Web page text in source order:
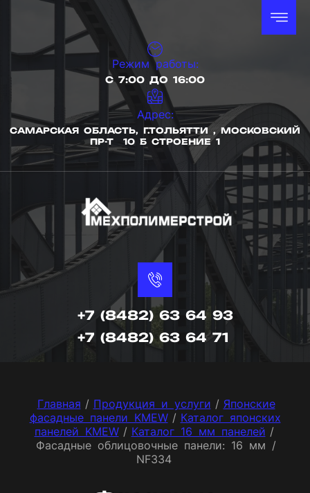
Режим работы:
С 7:00 ДО 16:00
Адрес:
САМАРСКАЯ ОБЛАСТЬ, Г.ТОЛЬЯТТИ , МОСКОВСКИЙ
ПР-Т 10 Б СТРОЕНИЕ 1
+7 (8482) 63 64 93
+7 (8482) 63 64 71
Главная / Продукция и услуги / Японские
фасадные панели KMEW / Каталог японских
панелей KMEW / Каталог 16 мм панелей /
Фасадные облицовочные панели: 16 мм /
NF334